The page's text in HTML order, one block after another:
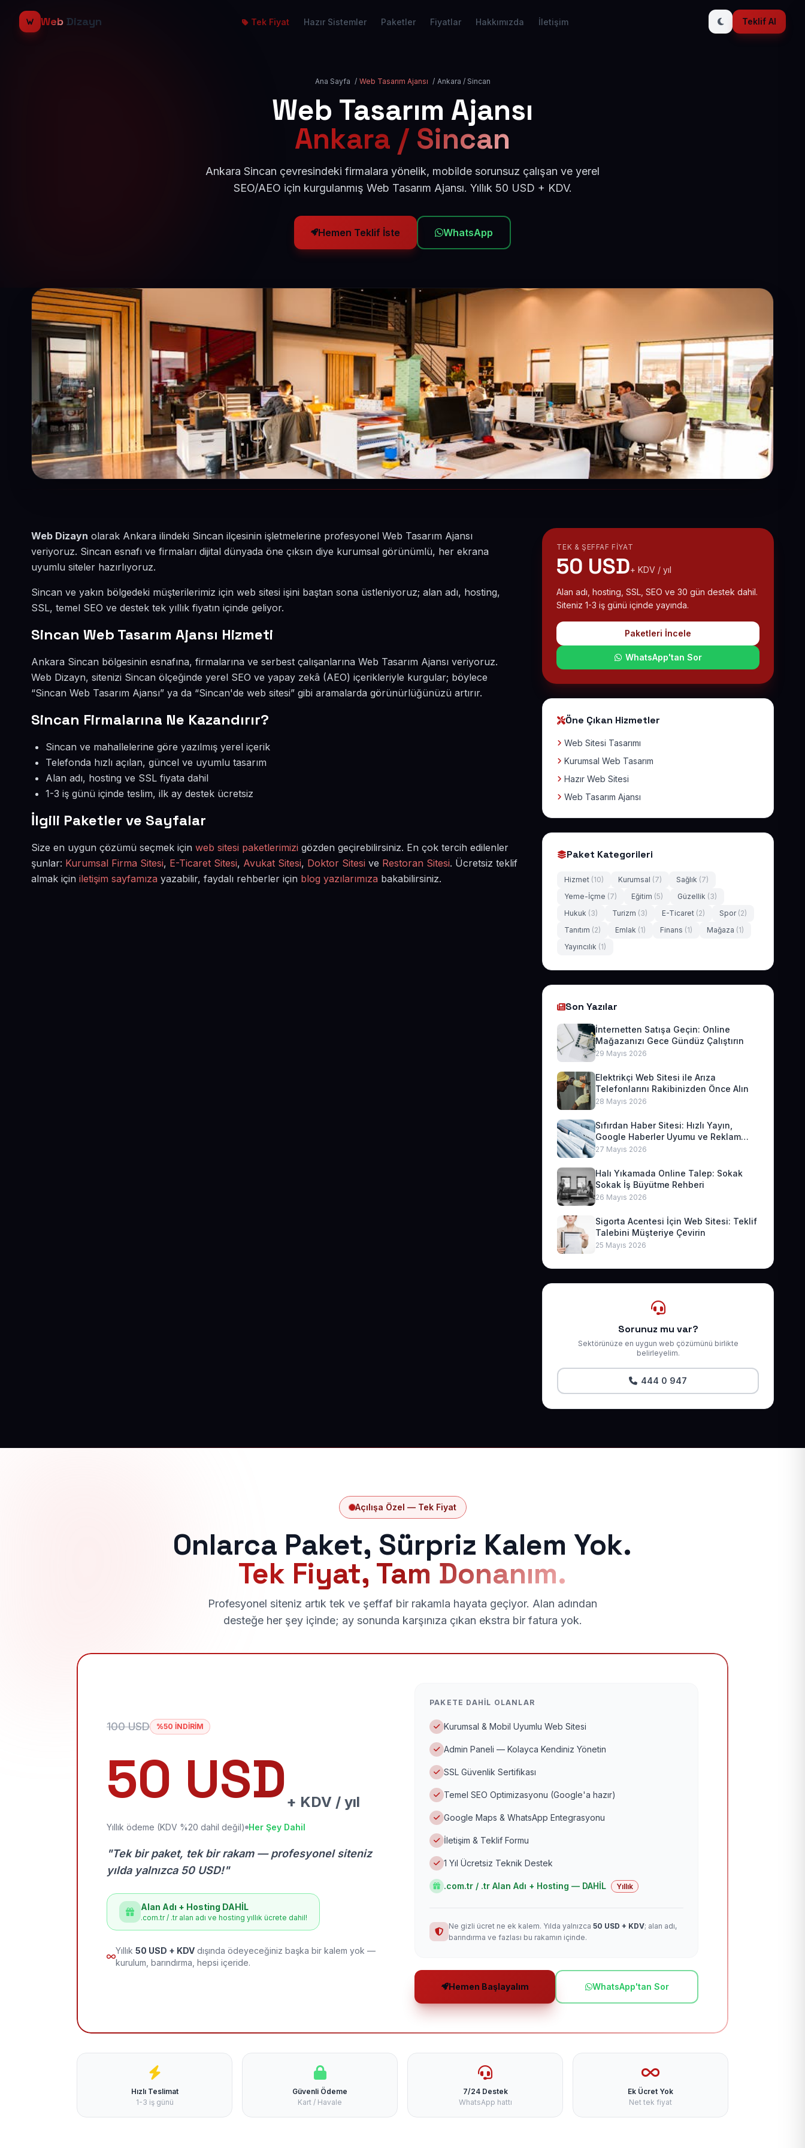
Web Dizayn Tek Fiyat Hazır Sistemler Paketler Fiyatlar Hakkımızda İletişim Teklif Al
Ana Sayfa / Web Tasarım Ajansı / Ankara / Sincan
Web Tasarım Ajansı
Ankara / Sincan
Ankara Sincan çevresindeki firmalara yönelik, mobilde sorunsuz çalışan ve yerel
SEO/AEO için kurgulanmış Web Tasarım Ajansı. Yıllık 50 USD + KDV.
Hemen Teklif İste WhatsApp
Web Dizayn olarak Ankara ilindeki Sincan ilçesinin işletmelerine profesyonel Web Tasarım Ajansı
veriyoruz. Sincan esnafı ve firmaları dijital dünyada öne çıksın diye kurumsal görünümlü, her ekrana
uyumlu siteler hazırlıyoruz.
Sincan ve yakın bölgedeki müşterilerimiz için web sitesi işini baştan sona üstleniyoruz; alan adı, hosting,
SSL, temel SEO ve destek tek yıllık fiyatın içinde geliyor.
Sincan Web Tasarım Ajansı Hizmeti
Ankara Sincan bölgesinin esnafına, firmalarına ve serbest çalışanlarına Web Tasarım Ajansı veriyoruz.
Web Dizayn, sitenizi Sincan ölçeğinde yerel SEO ve yapay zekâ (AEO) içerikleriyle kurgular; böylece
“Sincan Web Tasarım Ajansı” ya da “Sincan'de web sitesi” gibi aramalarda görünürlüğünüzü artırır.
Sincan Firmalarına Ne Kazandırır?
Sincan ve mahallelerine göre yazılmış yerel içerik
Telefonda hızlı açılan, güncel ve uyumlu tasarım
Alan adı, hosting ve SSL fiyata dahil
1-3 iş günü içinde teslim, ilk ay destek ücretsiz
İlgili Paketler ve Sayfalar
Size en uygun çözümü seçmek için web sitesi paketlerimizi gözden geçirebilirsiniz. En çok tercih edilenler
şunlar: Kurumsal Firma Sitesi, E-Ticaret Sitesi, Avukat Sitesi, Doktor Sitesi ve Restoran Sitesi. Ücretsiz teklif
almak için iletişim sayfamıza yazabilir, faydalı rehberler için blog yazılarımıza bakabilirsiniz.
TEK & ŞEFFAF FIYAT
50 USD+ KDV / yıl
Alan adı, hosting, SSL, SEO ve 30 gün destek dahil.
Siteniz 1-3 iş günü içinde yayında.
Paketleri İncele
WhatsApp'tan Sor
Öne Çıkan Hizmetler
Web Sitesi Tasarımı
Kurumsal Web Tasarım
Hazır Web Sitesi
Web Tasarım Ajansı
Paket Kategorileri
Hizmet (10) Kurumsal (7) Sağlık (7)
Yeme-İçme (7) Eğitim (5) Güzellik (3)
Hukuk (3) Turizm (3) E-Ticaret (2) Spor (2)
Tanıtım (2) Emlak (1) Finans (1) Mağaza (1)
Yayıncılık (1)
Son Yazılar
İnternetten Satışa Geçin: Online
Mağazanızı Gece Gündüz Çalıştırın
29 Mayıs 2026
Elektrikçi Web Sitesi ile Arıza
Telefonlarını Rakibinizden Önce Alın
28 Mayıs 2026
Sıfırdan Haber Sitesi: Hızlı Yayın,
Google Haberler Uyumu ve Reklam
Geliri
27 Mayıs 2026
Halı Yıkamada Online Talep: Sokak
Sokak İş Büyütme Rehberi
26 Mayıs 2026
Sigorta Acentesi İçin Web Sitesi: Teklif
Talebini Müşteriye Çevirin
25 Mayıs 2026
Sorunuz mu var?
Sektörünüze en uygun web çözümünü birlikte
belirleyelim.
444 0 947
Açılışa Özel — Tek Fiyat
Onlarca Paket, Sürpriz Kalem Yok.
Tek Fiyat, Tam Donanım.
Profesyonel siteniz artık tek ve şeffaf bir rakamla hayata geçiyor. Alan adından
desteğe her şey içinde; ay sonunda karşınıza çıkan ekstra bir fatura yok.
100 USD %50 İNDİRİM
50 USD + KDV / yıl
Yıllık ödeme (KDV %20 dahil değil) Her Şey Dahil
"Tek bir paket, tek bir rakam — profesyonel siteniz
yılda yalnızca 50 USD!"
Alan Adı + Hosting DAHİL
.com.tr / .tr alan adı ve hosting yıllık ücrete dahil!
Yıllık 50 USD + KDV dışında ödeyeceğiniz başka bir kalem yok —
kurulum, barındırma, hepsi içeride.
PAKETE DAHIL OLANLAR
Kurumsal & Mobil Uyumlu Web Sitesi
Admin Paneli — Kolayca Kendiniz Yönetin
SSL Güvenlik Sertifikası
Temel SEO Optimizasyonu (Google'a hazır)
Google Maps & WhatsApp Entegrasyonu
İletişim & Teklif Formu
1 Yıl Ücretsiz Teknik Destek
.com.tr / .tr Alan Adı + Hosting — DAHİL Yıllık
Ne gizli ücret ne ek kalem. Yılda yalnızca 50 USD + KDV; alan adı,
barındırma ve fazlası bu rakamın içinde.
Hemen Başlayalım WhatsApp'tan Sor
Hızlı Teslimat
1-3 iş günü
Güvenli Ödeme
Kart / Havale
7/24 Destek
WhatsApp hattı
Ek Ücret Yok
Net tek fiyat